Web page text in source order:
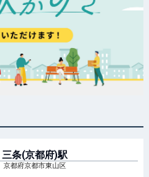
三条(京都府)駅
京都府京都市東山区